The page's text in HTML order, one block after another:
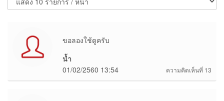
ขอลองใช้ดูครับ
น้ำ
ความคิดเห็นที่ 13
01/02/2560 13:54